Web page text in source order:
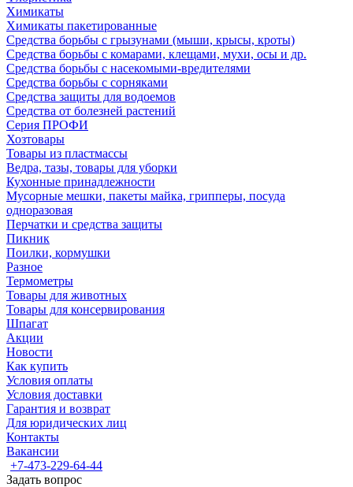
Химикаты
Химикаты пакетированные
Средства борьбы с грызунами (мыши, крысы, кроты)
Средства борьбы с комарами, клещами, мухи, осы и др.
Средства борьбы с насекомыми-вредителями
Средства борьбы с сорняками
Средства защиты для водоемов
Средства от болезней растений
Серия ПРОФИ
Хозтовары
Товары из пластмассы
Ведра, тазы, товары для уборки
Кухонные принадлежности
Мусорные мешки, пакеты майка, грипперы, посуда
одноразовая
Перчатки и средства защиты
Пикник
Поилки, кормушки
Разное
Термометры
Товары для животных
Товары для консервирования
Шпагат
Акции
Новости
Как купить
Условия оплаты
Условия доставки
Гарантия и возврат
Для юридических лиц
Контакты
Вакансии
+7-473-229-64-44
Задать вопрос